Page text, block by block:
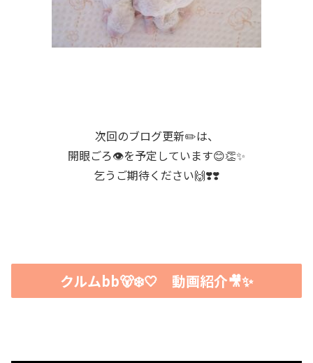
次回のブログ更新✏️は、
開眼ごろ👁️を予定しています😊👏✨
乞うご期待ください🙌❣️❣️
クルムbb🐻‍❄️🤍 動画紹介🎥✨